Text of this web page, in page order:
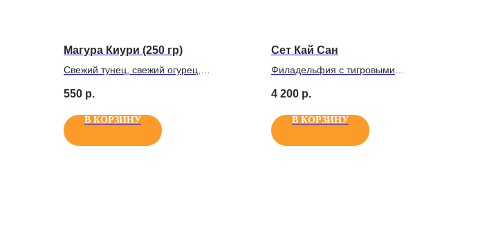
Магура Киури (250 гр)
Свежий тунец, свежий огурец,
550 р.
В КОРЗИНУ
Сет Кай Сан
Филадельфия с тигровыми
Киури, Токио Спайси, Токио Лайт 40
роллов размера М (1500 гр)
4 200 р.
В КОРЗИНУ